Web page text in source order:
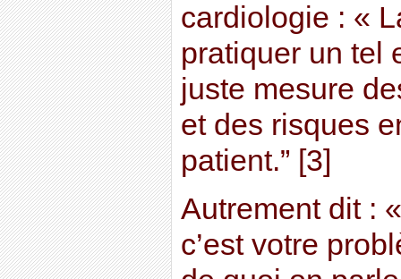
cardiologie : «
pratiquer un tel
juste mesure
et des risques
patient.” [3]
Autrement dit :
c’est votre